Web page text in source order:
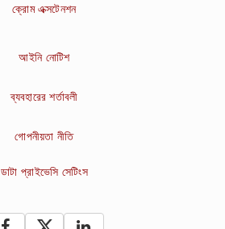
ক্রোম এক্সটেনশন
আইনি নোটিশ
ব্যবহারের শর্তাবলী
গোপনীয়তা নীতি
ডাটা প্রাইভেসি সেটিংস